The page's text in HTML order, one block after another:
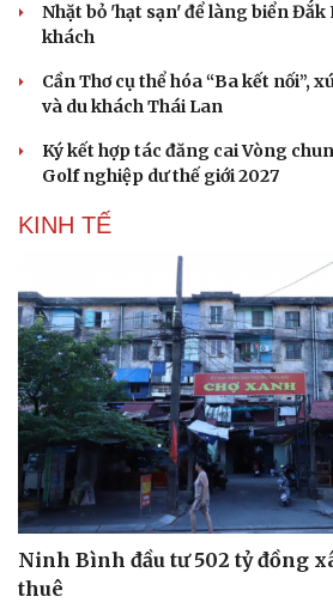
Du lịch
Tư vấn
Săn Tour
Câu
Nhặt bỏ 'hạt sạn' để làng biển Đắk
khách
Cần Thơ cụ thể hóa “Ba kết nối”,
và du khách Thái Lan
Ký kết hợp tác đăng cai Vòng
Golf nghiệp dư thế giới 2027
KINH TẾ
Ninh Bình đầu tư 502 tỷ đồng
thuê